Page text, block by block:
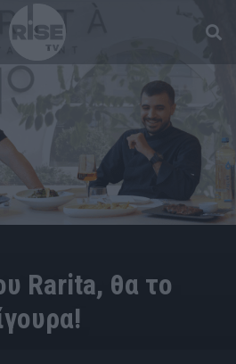
Rarita, θα το
FOOD